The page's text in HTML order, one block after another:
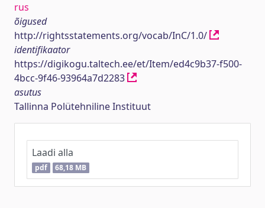
rus
õigused
http://rightsstatements.org/vocab/InC/1.0/
identifikaator
https://digikogu.taltech.ee/et/Item/ed4c9b37-f500-
4bcc-9f46-93964a7d2283
asutus
Tallinna Polütehniline Instituut
Laadi alla
pdf 68,18 MB